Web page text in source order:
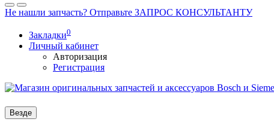
Не нашли запчасть? Отправьте ЗАПРОС КОНСУЛЬТАНТУ
Закладки0
Личный кабинет
Авторизация
Регистрация
Везде